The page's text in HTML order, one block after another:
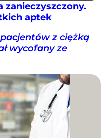
zanieczyszczony.
aptek
z ciężką
wycofany ze